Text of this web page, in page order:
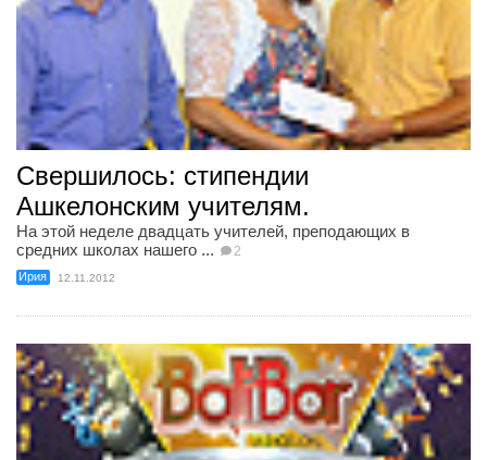
Свершилось: стипендии
Ашкелонским учителям.
На этой неделе двадцать учителей, преподающих в
средних школах нашего ...
2
Ирия 12.11.2012